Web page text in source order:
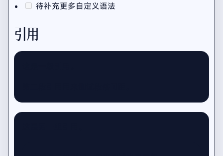
待补充更多自定义语法
引用